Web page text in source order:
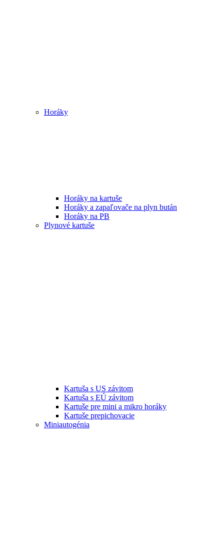
Horáky
Horáky na kartuše
Horáky a zapaľovače na plyn bután
Horáky na PB
Plynové kartuše
Kartuša s US závitom
Kartuša s EÚ závitom
Kartuše pre mini a mikro horáky
Kartuše prepichovacie
Miniautogénia